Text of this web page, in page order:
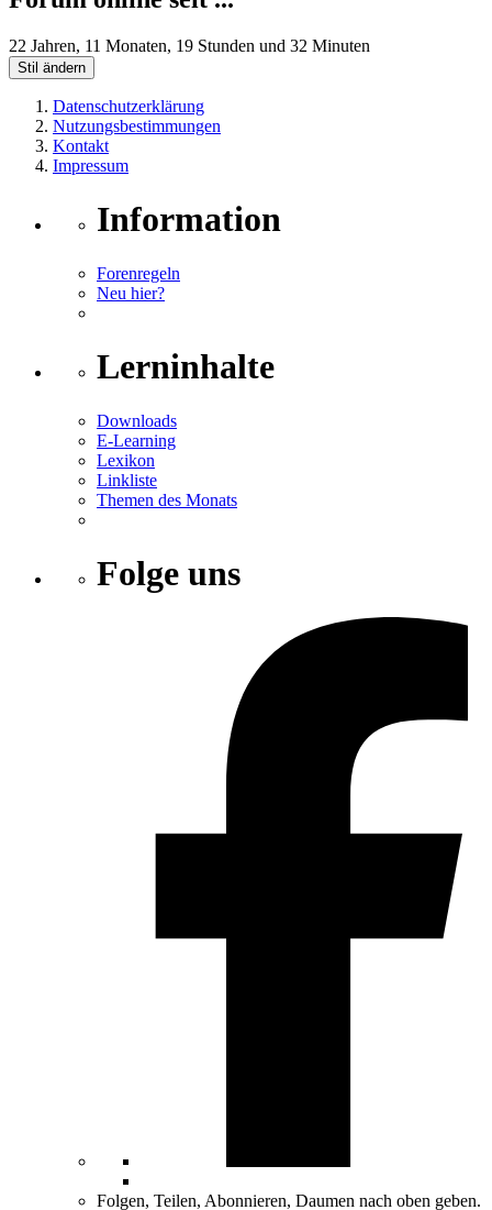
22 Jahren, 11 Monaten, 19 Stunden und 32 Minuten
Stil ändern
Datenschutzerklärung
Nutzungsbestimmungen
Kontakt
Impressum
Information
Forenregeln
Neu hier?
Lerninhalte
Downloads
E-Learning
Lexikon
Linkliste
Themen des Monats
Folge uns
Folgen, Teilen, Abonnieren, Daumen nach oben geben.